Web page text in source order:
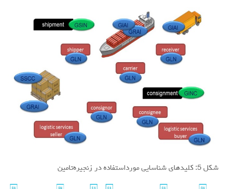
شكل 5: كليد‌هاي شناسايي مورداستفاده در زنجیره‌تامین